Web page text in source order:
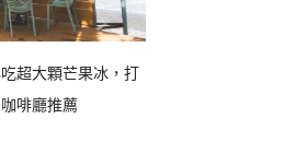
超大顆芒果冰，打
啡廳推薦